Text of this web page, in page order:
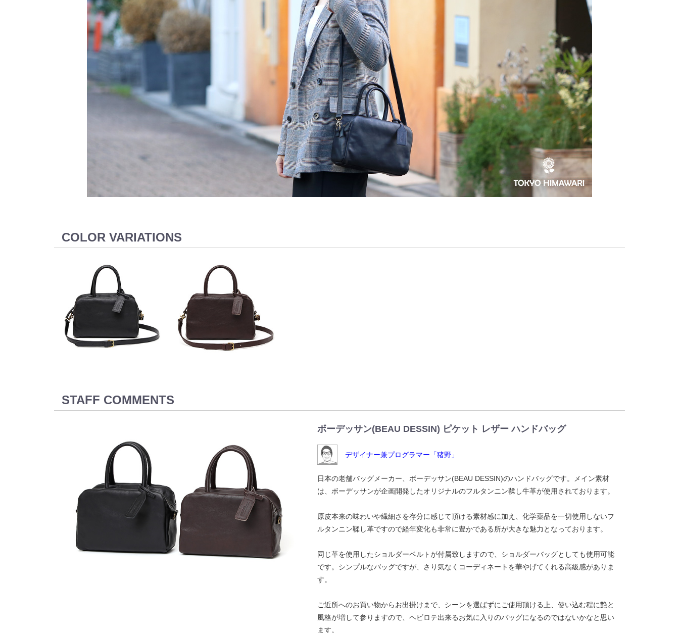
COLOR VARIATIONS
STAFF COMMENTS
ボーデッサン(BEAU DESSIN) ピケット レザー ハンドバッグ
デザイナー兼プログラマー「猪野」
日本の老舗バッグメーカー、ボーデッサン(BEAU DESSIN)のハンドバッグです。メイン素材
は、ボーデッサンが企画開発したオリジナルのフルタンニン鞣し牛革が使用されております。
原皮本来の味わいや繊細さを存分に感じて頂ける素材感に加え、化学薬品を一切使用しないフ
ルタンニン鞣し革ですので経年変化も非常に豊かである所が大きな魅力となっております。
同じ革を使用したショルダーベルトが付属致しますので、ショルダーバッグとしても使用可能
です。シンプルなバッグですが、さり気なくコーディネートを華やげてくれる高級感がありま
す。
ご近所へのお買い物からお出掛けまで、シーンを選ばずにご使用頂ける上、使い込む程に艶と
風格が増して参りますので、ヘビロテ出来るお気に入りのバッグになるのではないかなと思い
ます。